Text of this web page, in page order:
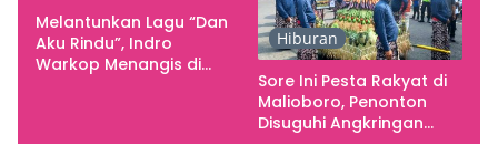
Melantunkan Lagu “Dan
Aku Rindu”, Indro
Warkop Menangis di
Hiburan
Sore Ini Pesta Rakyat di
Malioboro, Penonton
Disuguhi Angkringan